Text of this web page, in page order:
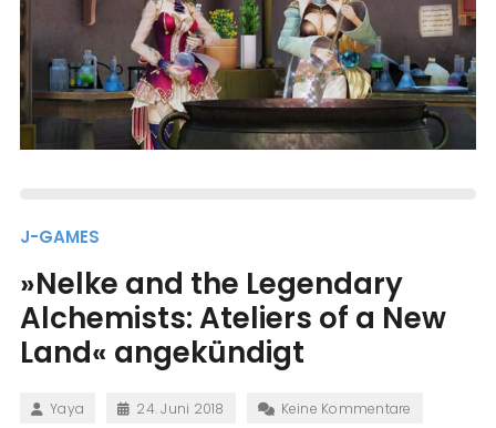
J-GAMES
»Nelke and the Legendary
Alchemists: Ateliers of a New
Land« angekündigt
Yaya 24. Juni 2018 Keine Kommentare